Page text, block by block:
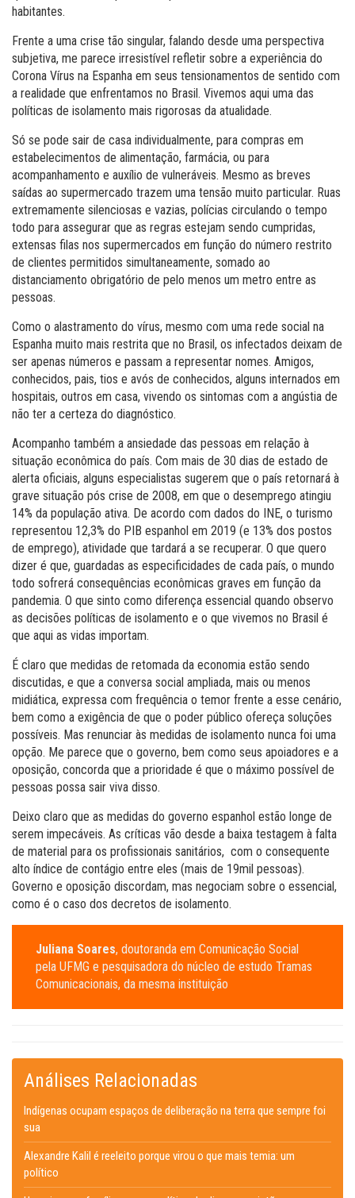
habitantes.
Frente a uma crise tão singular, falando desde uma perspectiva
subjetiva, me parece irresistível refletir sobre a experiência do
Corona Vírus na Espanha em seus tensionamentos de sentido com
a realidade que enfrentamos no Brasil. Vivemos aqui uma das
políticas de isolamento mais rigorosas da atualidade.
Só se pode sair de casa individualmente, para compras em
estabelecimentos de alimentação, farmácia, ou para
acompanhamento e auxílio de vulneráveis. Mesmo as breves
saídas ao supermercado trazem uma tensão muito particular. Ruas
extremamente silenciosas e vazias, polícias circulando o tempo
todo para assegurar que as regras estejam sendo cumpridas,
extensas filas nos supermercados em função do número restrito
de clientes permitidos simultaneamente, somado ao
distanciamento obrigatório de pelo menos um metro entre as
pessoas.
Como o alastramento do vírus, mesmo com uma rede social na
Espanha muito mais restrita que no Brasil, os infectados deixam de
ser apenas números e passam a representar nomes. Amigos,
conhecidos, pais, tios e avós de conhecidos, alguns internados em
hospitais, outros em casa, vivendo os sintomas com a angústia de
não ter a certeza do diagnóstico.
Acompanho também a ansiedade das pessoas em relação à
situação econômica do país. Com mais de 30 dias de estado de
alerta oficiais, alguns especialistas sugerem que o país retornará à
grave situação pós crise de 2008, em que o desemprego atingiu
14% da população ativa. De acordo com dados do INE, o turismo
representou 12,3% do PIB espanhol em 2019 (e 13% dos postos
de emprego), atividade que tardará a se recuperar. O que quero
dizer é que, guardadas as especificidades de cada país, o mundo
todo sofrerá consequências econômicas graves em função da
pandemia. O que sinto como diferença essencial quando observo
as decisões políticas de isolamento e o que vivemos no Brasil é
que aqui as vidas importam.
É claro que medidas de retomada da economia estão sendo
discutidas, e que a conversa social ampliada, mais ou menos
midiática, expressa com frequência o temor frente a esse cenário,
bem como a exigência de que o poder público ofereça soluções
possíveis. Mas renunciar às medidas de isolamento nunca foi uma
opção. Me parece que o governo, bem como seus apoiadores e a
oposição, concorda que a prioridade é que o máximo possível de
pessoas possa sair viva disso.
Deixo claro que as medidas do governo espanhol estão longe de
serem impecáveis. As críticas vão desde a baixa testagem à falta
de material para os profissionais sanitários, com o consequente
alto índice de contágio entre eles (mais de 19mil pessoas).
Governo e oposição discordam, mas negociam sobre o essencial,
como é o caso dos decretos de isolamento.
Juliana Soares, doutoranda em Comunicação Social
pela UFMG e pesquisadora do núcleo de estudo Tramas
Comunicacionais, da mesma instituição
Análises Relacionadas
Indígenas ocupam espaços de deliberação na terra que sempre foi
sua
Alexandre Kalil é reeleito porque virou o que mais temia: um
político